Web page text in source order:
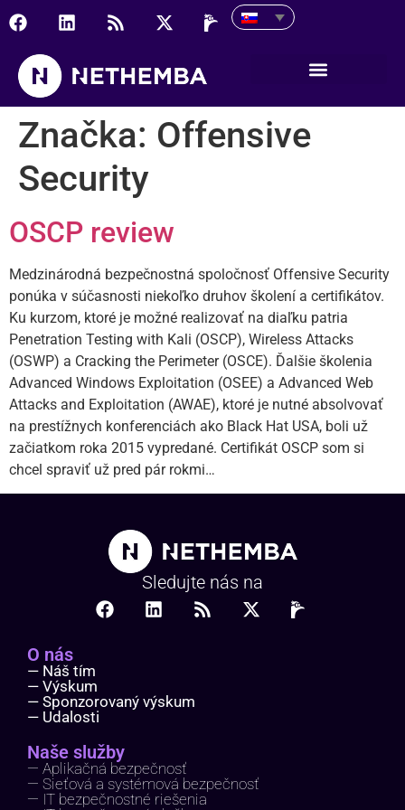
Značka: Offensive
Security
OSCP review
Medzinárodná bezpečnostná spoločnosť Offensive Security
ponúka v súčasnosti niekoľko druhov školení a certifikátov.
Ku kurzom, ktoré je možné realizovať na diaľku patria
Penetration Testing with Kali (OSCP), Wireless Attacks
(OSWP) a Cracking the Perimeter (OSCE). Ďalšie školenia
Advanced Windows Exploitation (OSEE) a Advanced Web
Attacks and Exploitation (AWAE), ktoré je nutné absolvovať
na prestížnych konferenciách ako Black Hat USA, boli už
začiatkom roka 2015 vypredané. Certifikát OSCP som si
chcel spraviť už pred pár rokmi…
Sledujte nás na
O nás
— Náš tím
— Výskum
— Sponzorovaný výskum
— Udalosti
Naše služby
— Aplikačná bezpečnosť
— Sieťová a systémová bezpečnosť
— IT bezpečnostné riešenia